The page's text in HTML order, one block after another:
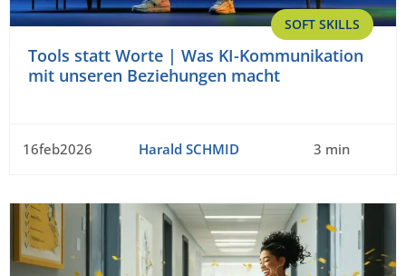
SOFT SKILLS
Tools statt Worte | Was KI-Kommunikation
mit unseren Beziehungen macht
16feb2026 Harald SCHMID 3 min